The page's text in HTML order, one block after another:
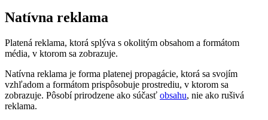
Natívna reklama
Platená reklama, ktorá splýva s okolitým obsahom a formátom
média, v ktorom sa zobrazuje.
Natívna reklama je forma platenej propagácie, ktorá sa svojím
vzhľadom a formátom prispôsobuje prostrediu, v ktorom sa
zobrazuje. Pôsobí prirodzene ako súčasť obsahu, nie ako rušivá
reklama.